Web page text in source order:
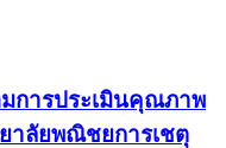
การประเมินคุณภาพ
าลัยพณิชยการเชตุ